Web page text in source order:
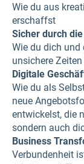
Wie du aus
erschaffst
Sicher durch
Wie du dich und
unsichere
Digitale
Wie du als
neue
entwickelst, die
sondern auch
Business
Verbundenheit